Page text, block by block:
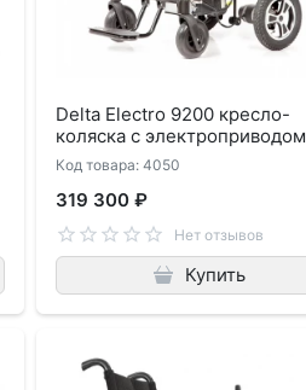
Delta Electro 9200 кресло-
коляска с электроприводом
Код товара: 4050
319 300 ₽
Нет отзывов
Купить